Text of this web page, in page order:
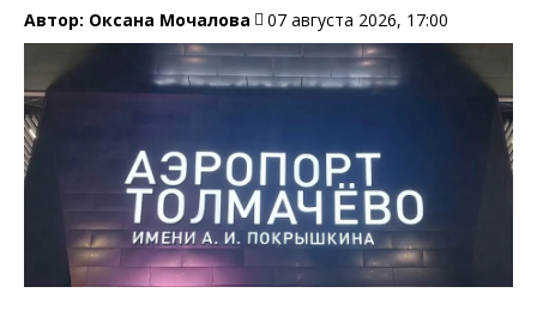
Автор: Оксана Мочалова 07 августа 2026, 17:00